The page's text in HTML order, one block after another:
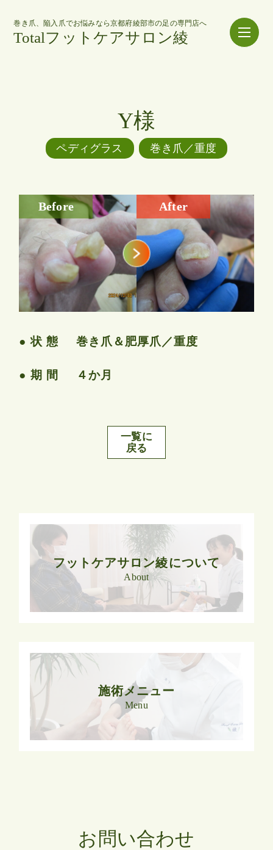
巻き爪、陥入爪でお悩みなら京都府綾部市の足の専門店へ
Totalフットケアサロン綾
Y様
ペディグラス 巻き爪／重度
Before After
状 態 巻き爪＆肥厚爪／重度
期 間 ４か月
一覧に
戻る
フットケアサロン綾について
About
施術メニュー
Menu
お問い合わせ